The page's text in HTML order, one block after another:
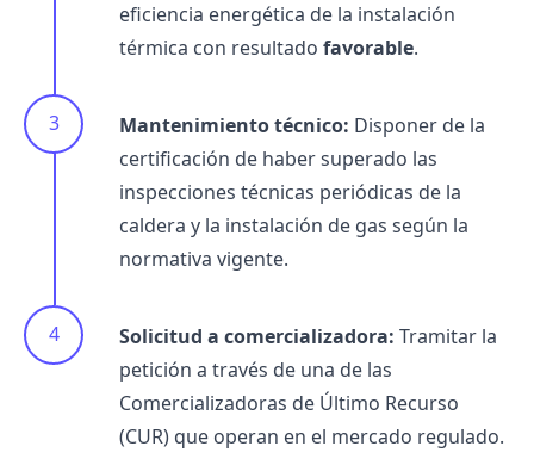
eficiencia energética de la instalación
térmica con resultado favorable.
Mantenimiento técnico: Disponer de la
certificación de haber superado las
inspecciones técnicas periódicas de la
caldera y la instalación de gas según la
normativa vigente.
Solicitud a comercializadora: Tramitar la
petición a través de una de las
Comercializadoras de Último Recurso
(CUR) que operan en el mercado regulado.